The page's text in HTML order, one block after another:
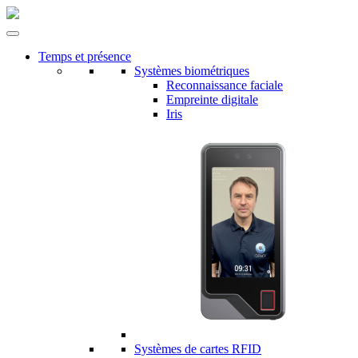
Temps et présence
Systèmes biométriques
Reconnaissance faciale
Empreinte digitale
Iris
Systèmes de cartes RFID